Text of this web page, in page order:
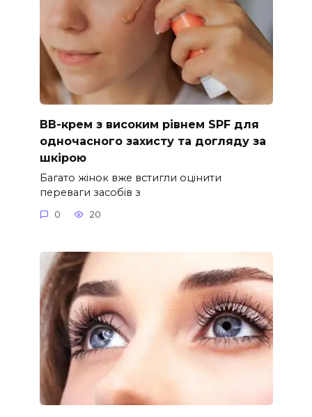
ВВ-крем з високим рівнем SPF для
одночасного захисту та догляду за
шкірою
Багато жінок вже встигли оцінити
переваги засобів з
0 20